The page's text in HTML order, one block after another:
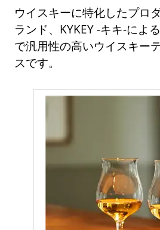
ウイスキーに特化したプロ
ランド、KYKEY -キキ-によ
で汎用性の高いウイスキー
スです。